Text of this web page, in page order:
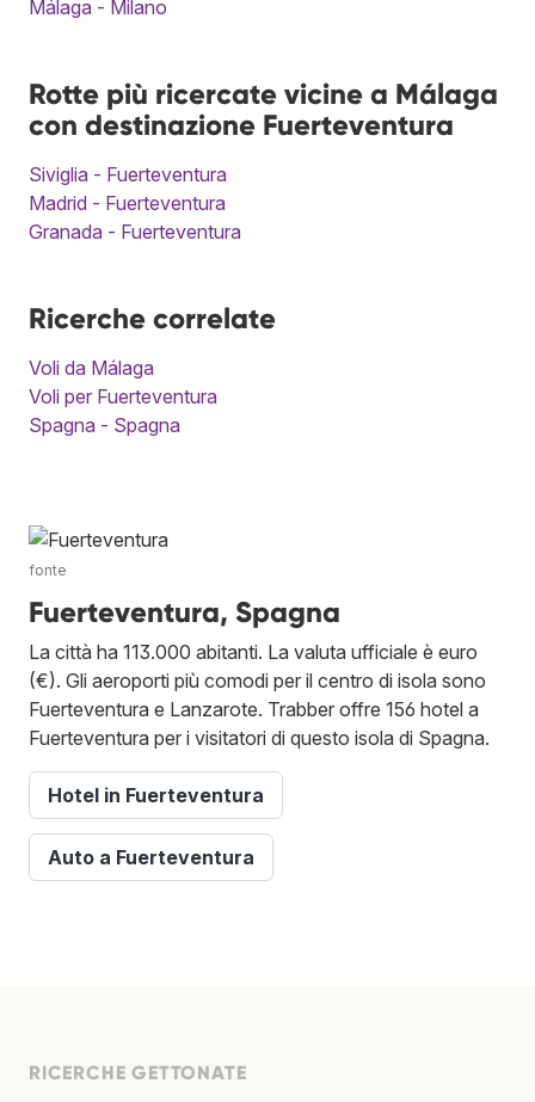
Málaga - Milano
Rotte più ricercate vicine a Málaga
con destinazione Fuerteventura
Siviglia - Fuerteventura
Madrid - Fuerteventura
Granada - Fuerteventura
Ricerche correlate
Voli da Málaga
Voli per Fuerteventura
Spagna - Spagna
fonte
Fuerteventura, Spagna
La città ha 113.000 abitanti. La valuta ufficiale è euro
(€). Gli aeroporti più comodi per il centro di isola sono
Fuerteventura e Lanzarote. Trabber offre 156 hotel a
Fuerteventura per i visitatori di questo isola di Spagna.
Hotel in Fuerteventura
Auto a Fuerteventura
RICERCHE GETTONATE